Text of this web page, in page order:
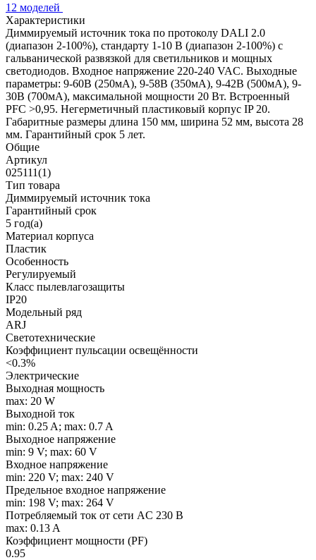
12 моделей
Характеристики
Диммируемый источник тока по протоколу DALI 2.0
(диапазон 2-100%), стандарту 1-10 В (диапазон 2-100%) с
гальванической развязкой для светильников и мощных
светодиодов. Входное напряжение 220-240 VAC. Выходные
параметры: 9-60В (250мА), 9-58В (350мА), 9-42В (500мА), 9-
30В (700мА), максимальной мощности 20 Вт. Встроенный
PFC >0,95. Негерметичный пластиковый корпус IP 20.
Габаритные размеры длина 150 мм, ширина 52 мм, высота 28
мм. Гарантийный срок 5 лет.
Общие
Артикул
025111(1)
Тип товара
Диммируемый источник тока
Гарантийный срок
5 год(а)
Материал корпуса
Пластик
Особенность
Регулируемый
Класс пылевлагозащиты
IP20
Модельный ряд
ARJ
Светотехнические
Коэффициент пульсации освещённости
<0.3%
Электрические
Выходная мощность
max: 20 W
Выходной ток
min: 0.25 A; max: 0.7 A
Выходное напряжение
min: 9 V; max: 60 V
Входное напряжение
min: 220 V; max: 240 V
Предельное входное напряжение
min: 198 V; max: 264 V
Потребляемый ток от сети AC 230 В
max: 0.13 A
Коэффициент мощности (PF)
0.95